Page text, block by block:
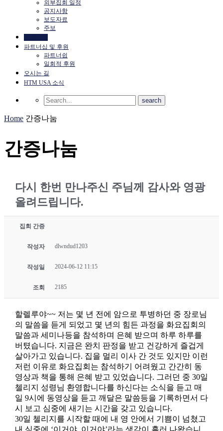
외부집회 일정
공지사항
보도자료
주보
파트너십 및 후원
파트너쉽
일회적 후원
오시는 길
HTM USA 소식
Home 간증나눔
간증나눔
다시 한번 만나주신 주님께 감사와 영광
올려드립니다.
집회 간증
작성자 dlwndud1203
작성일 2024-06-12 11:15
조회 2185
할렐루야~~ 저는 몇 년 전에 암으로 투병하던 중 장로님
의 말씀을 듣게 되었고 몇 년의 힘든 과정을 화요집회의
말씀과 세미나등을 참석하며 은혜 받으며 하루 하루를
버텼습니다. 지금은 완치 판정을 받고 건강하게 즐겁게
살아가고 있습니다. 집을 멀리 이사 간 것도 있지만 이런
저런 이유로 화요집회는 참석하기 어려웠고 간간히 동
영상과 책을 통해 은혜 받고 있었습니다. 그러던 중 30일
첼리지 성령님 환영합니다를 하신다는 소식을 듣고 매
일 9시에 동영상을 듣고 깨달은 말씀등을 기록하면서 다
시 보고 심중에 새기는 시간을 갖고 있습니다.
30일 첼리지를 시작할 때에 내 영 안에서 기쁨이 넘쳤고
내 심중에 ‘이거야. 이거야’라는 생각이 흘러 나왔습니